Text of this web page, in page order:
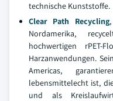
technische Kunststoffe.
Clear Path Recycling
Nordamerika,
hochwertigen rPET-
Harzanwendungen.
Americas,
lebensmittelecht ist,
und als